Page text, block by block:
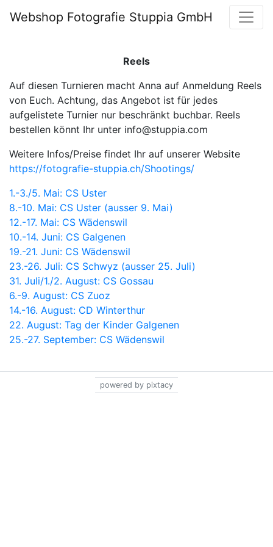
Webshop Fotografie Stuppia GmbH
Reels
Auf diesen Turnieren macht Anna auf Anmeldung Reels
von Euch. Achtung, das Angebot ist für jedes
aufgelistete Turnier nur beschränkt buchbar. Reels
bestellen könnt Ihr unter info@stuppia.com
Weitere Infos/Preise findet Ihr auf unserer Website
https://fotografie-stuppia.ch/Shootings/
1.-3./5. Mai: CS Uster
8.-10. Mai: CS Uster (ausser 9. Mai)
12.-17. Mai: CS Wädenswil
10.-14. Juni: CS Galgenen
19.-21. Juni: CS Wädenswil
23.-26. Juli: CS Schwyz (ausser 25. Juli)
31. Juli/1./2. August: CS Gossau
6.-9. August: CS Zuoz
14.-16. August: CD Winterthur
22. August: Tag der Kinder Galgenen
25.-27. September: CS Wädenswil
powered by pixtacy